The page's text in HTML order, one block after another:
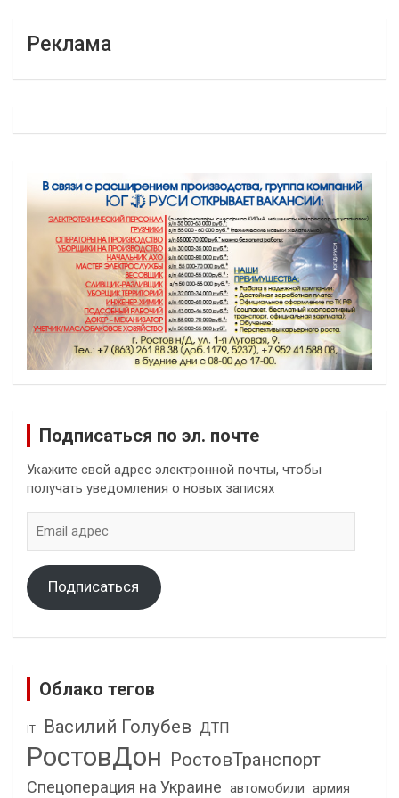
Реклама
Подписаться по эл. почте
Укажите свой адрес электронной почты, чтобы
получать уведомления о новых записях
адрес
Подписаться
Облако тегов
IT Василий Голубев ДТП
РостовДон РостовТранспорт
Спецоперация на Украине автомобили армия